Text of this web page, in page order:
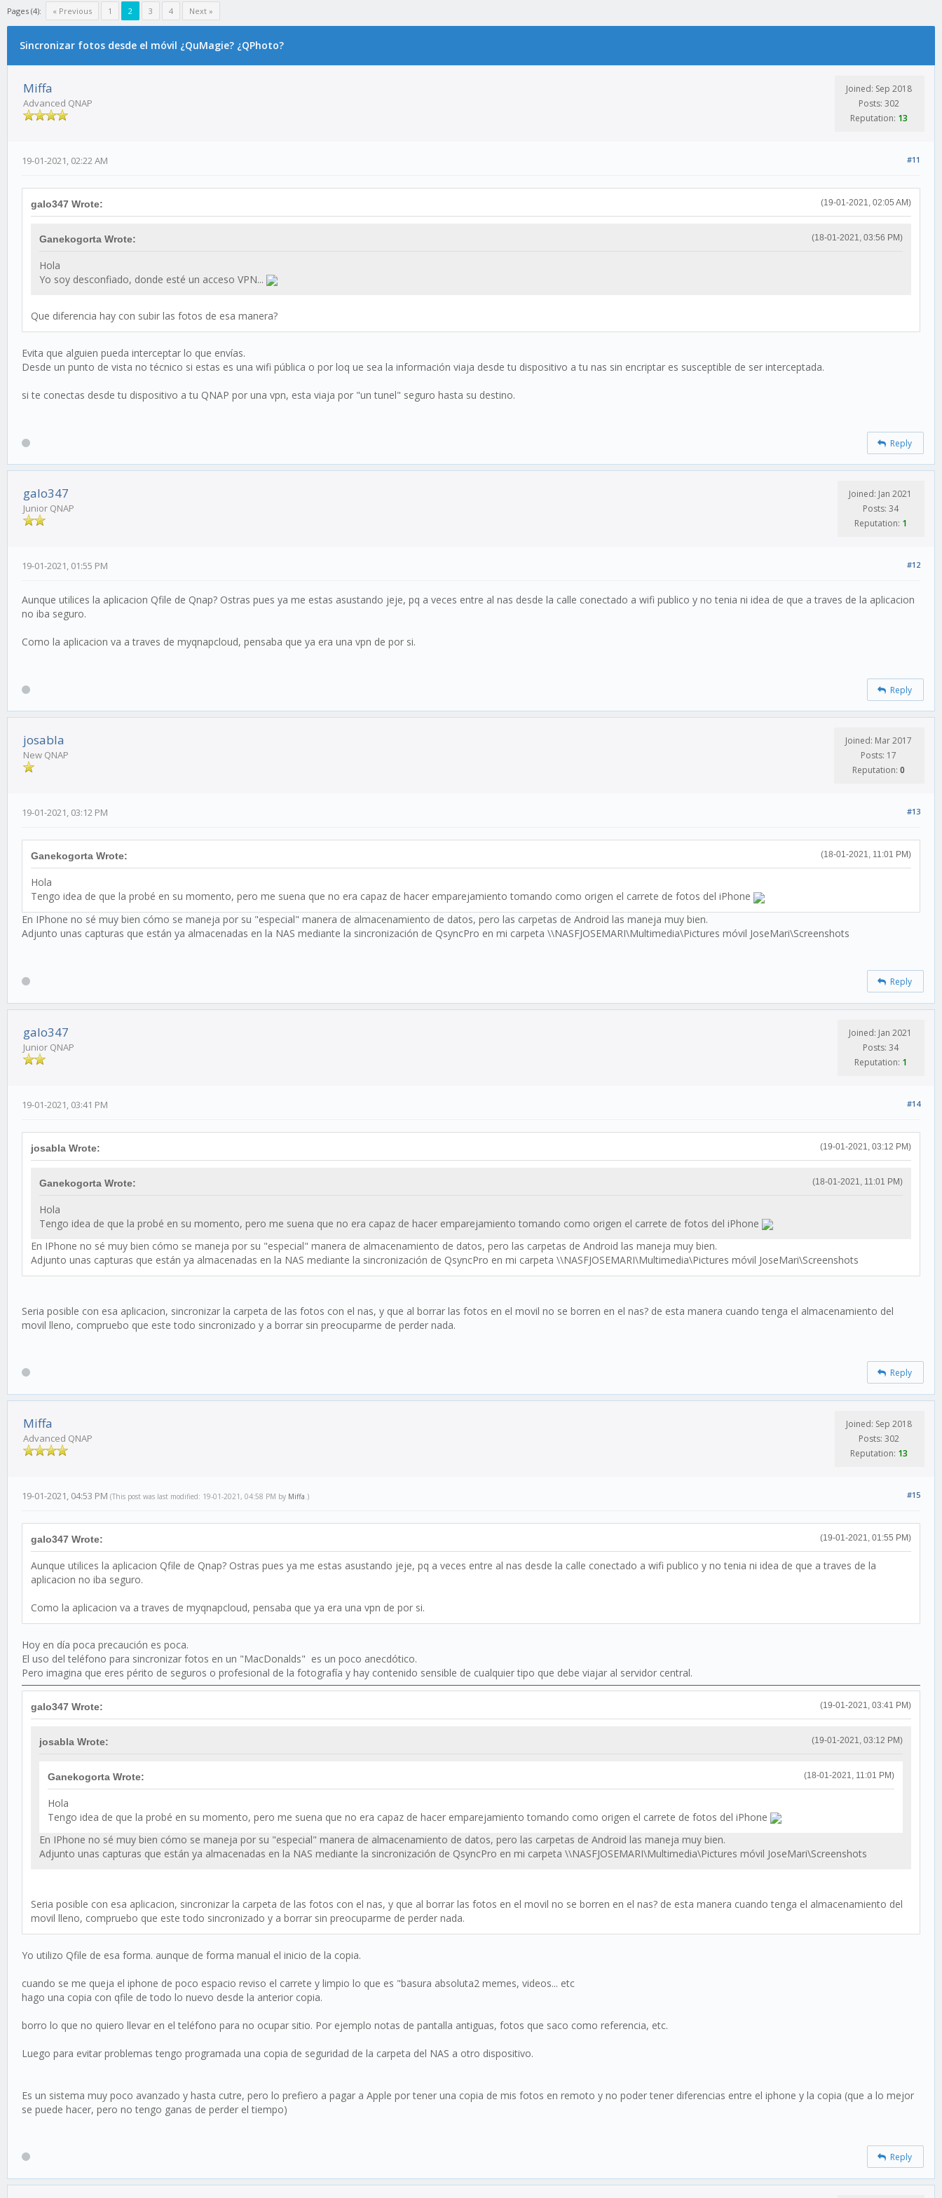
Pages (4): « Previous 1 2 3 4 Next »
Sincronizar fotos desde el móvil ¿QuMagie? ¿QPhoto?
Miffa
Advanced QNAP
Joined: Sep 2018
Posts: 302
Reputation: 13
#11
19-01-2021, 02:22 AM
(19-01-2021, 02:05 AM)
galo347 Wrote:
(18-01-2021, 03:56 PM)
Ganekogorta Wrote:
Hola
Yo soy desconfiado, donde esté un acceso VPN...
Que diferencia hay con subir las fotos de esa manera?
Evita que alguien pueda interceptar lo que envías.
Desde un punto de vista no técnico si estas es una wifi pública o por loq ue sea la información viaja desde tu dispositivo a tu nas sin encriptar es susceptible de ser interceptada.
si te conectas desde tu dispositivo a tu QNAP por una vpn, esta viaja por "un tunel" seguro hasta su destino.
Reply
galo347
Junior QNAP
Joined: Jan 2021
Posts: 34
Reputation: 1
#12
19-01-2021, 01:55 PM
Aunque utilices la aplicacion Qfile de Qnap? Ostras pues ya me estas asustando jeje, pq a veces entre al nas desde la calle conectado a wifi publico y no tenia ni idea de que a traves de la aplicacion
no iba seguro.
Como la aplicacion va a traves de myqnapcloud, pensaba que ya era una vpn de por si.
Reply
josabla
New QNAP
Joined: Mar 2017
Posts: 17
Reputation: 0
#13
19-01-2021, 03:12 PM
(18-01-2021, 11:01 PM)
Ganekogorta Wrote:
Hola
Tengo idea de que la probé en su momento, pero me suena que no era capaz de hacer emparejamiento tomando como origen el carrete de fotos del iPhone
En IPhone no sé muy bien cómo se maneja por su "especial" manera de almacenamiento de datos, pero las carpetas de Android las maneja muy bien.
Adjunto unas capturas que están ya almacenadas en la NAS mediante la sincronización de QsyncPro en mi carpeta \\NASFJOSEMARI\Multimedia\Pictures móvil JoseMari\Screenshots
Reply
galo347
Junior QNAP
Joined: Jan 2021
Posts: 34
Reputation: 1
#14
19-01-2021, 03:41 PM
(19-01-2021, 03:12 PM)
josabla Wrote:
(18-01-2021, 11:01 PM)
Ganekogorta Wrote:
Hola
Tengo idea de que la probé en su momento, pero me suena que no era capaz de hacer emparejamiento tomando como origen el carrete de fotos del iPhone
En IPhone no sé muy bien cómo se maneja por su "especial" manera de almacenamiento de datos, pero las carpetas de Android las maneja muy bien.
Adjunto unas capturas que están ya almacenadas en la NAS mediante la sincronización de QsyncPro en mi carpeta \\NASFJOSEMARI\Multimedia\Pictures móvil JoseMari\Screenshots
Seria posible con esa aplicacion, sincronizar la carpeta de las fotos con el nas, y que al borrar las fotos en el movil no se borren en el nas? de esta manera cuando tenga el almacenamiento del
movil lleno, compruebo que este todo sincronizado y a borrar sin preocuparme de perder nada.
Reply
Miffa
Advanced QNAP
Joined: Sep 2018
Posts: 302
Reputation: 13
#15
19-01-2021, 04:53 PM (This post was last modified: 19-01-2021, 04:58 PM by Miffa .)
(19-01-2021, 01:55 PM)
galo347 Wrote:
Aunque utilices la aplicacion Qfile de Qnap? Ostras pues ya me estas asustando jeje, pq a veces entre al nas desde la calle conectado a wifi publico y no tenia ni idea de que a traves de la
aplicacion no iba seguro.
Como la aplicacion va a traves de myqnapcloud, pensaba que ya era una vpn de por si.
Hoy en día poca precaución es poca.
El uso del teléfono para sincronizar fotos en un "MacDonalds" es un poco anecdótico.
Pero imagina que eres périto de seguros o profesional de la fotografía y hay contenido sensible de cualquier tipo que debe viajar al servidor central.
(19-01-2021, 03:41 PM)
galo347 Wrote:
(19-01-2021, 03:12 PM)
josabla Wrote:
(18-01-2021, 11:01 PM)
Ganekogorta Wrote:
Hola
Tengo idea de que la probé en su momento, pero me suena que no era capaz de hacer emparejamiento tomando como origen el carrete de fotos del iPhone
En IPhone no sé muy bien cómo se maneja por su "especial" manera de almacenamiento de datos, pero las carpetas de Android las maneja muy bien.
Adjunto unas capturas que están ya almacenadas en la NAS mediante la sincronización de QsyncPro en mi carpeta \\NASFJOSEMARI\Multimedia\Pictures móvil JoseMari\Screenshots
Seria posible con esa aplicacion, sincronizar la carpeta de las fotos con el nas, y que al borrar las fotos en el movil no se borren en el nas? de esta manera cuando tenga el almacenamiento del
movil lleno, compruebo que este todo sincronizado y a borrar sin preocuparme de perder nada.
Yo utilizo Qfile de esa forma. aunque de forma manual el inicio de la copia.
cuando se me queja el iphone de poco espacio reviso el carrete y limpio lo que es "basura absoluta2 memes, videos... etc
hago una copia con qfile de todo lo nuevo desde la anterior copia.
borro lo que no quiero llevar en el teléfono para no ocupar sitio. Por ejemplo notas de pantalla antiguas, fotos que saco como referencia, etc.
Luego para evitar problemas tengo programada una copia de seguridad de la carpeta del NAS a otro dispositivo.
Es un sistema muy poco avanzado y hasta cutre, pero lo prefiero a pagar a Apple por tener una copia de mis fotos en remoto y no poder tener diferencias entre el iphone y la copia (que a lo mejor
se puede hacer, pero no tengo ganas de perder el tiempo)
Reply